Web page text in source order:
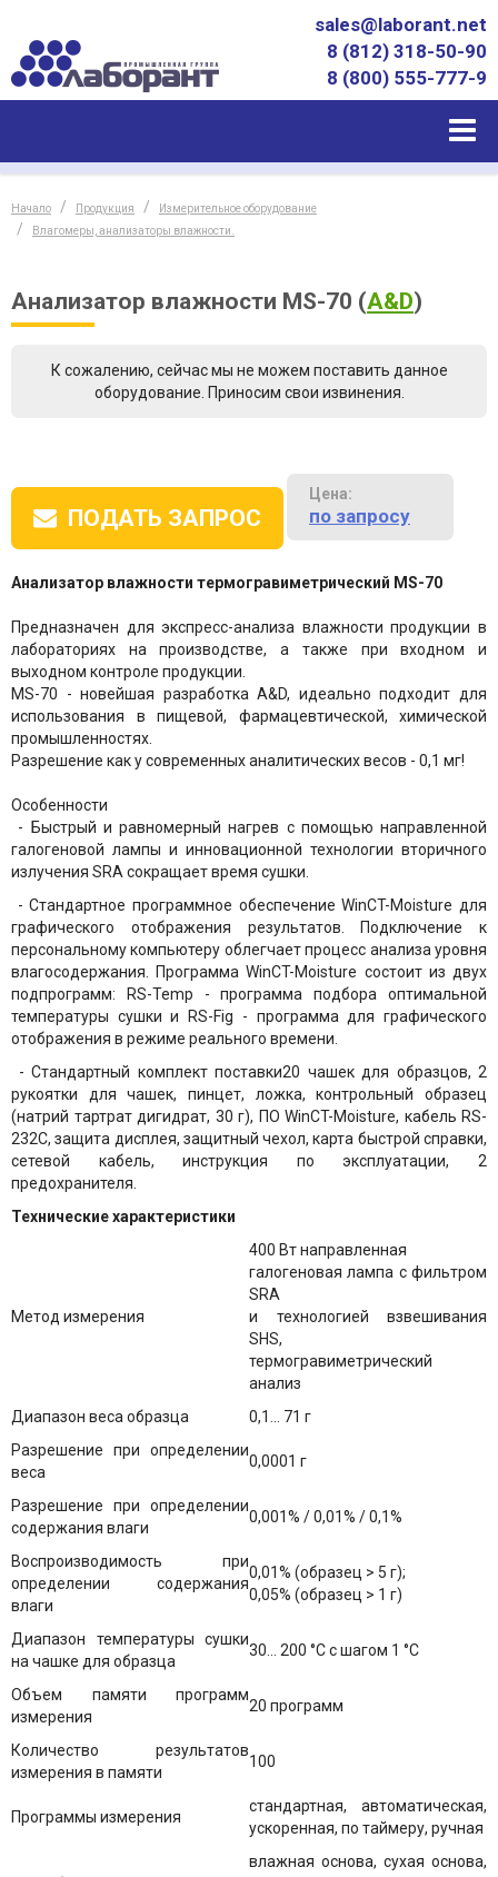
sales@laborant.net
8 (812) 318-50-90
8 (800) 555-777-9
Начало Продукция
Измерительное оборудование
Влагомеры, анализаторы влажности.
Анализатор влажности MS-70 (A&D)
К сожалению, сейчас мы не можем поставить данное
оборудование. Приносим свои извинения.
ПОДАТЬ ЗАПРОС
Цена:
по запросу
Анализатор влажности термогравиметрический MS-70
Предназначен для экспресс-анализа влажности продукции в
лабораториях на производстве, а также при входном и
выходном контроле продукции.
MS-70 - новейшая разработка A&D, идеально подходит для
использования в пищевой, фармацевтической, химической
промышленностях.
Разрешение как у современных аналитических весов - 0,1 мг!
Особенности
- Быстрый и равномерный нагрев с помощью направленной
галогеновой лампы и инновационной технологии вторичного
излучения SRA сокращает время сушки.
- Стандартное программное обеспечение WinCT-Moisture для
графического отображения результатов. Подключение к
персональному компьютеру облегчает процесс анализа уровня
влагосодержания. Программа WinCT-Moisture состоит из двух
подпрограмм: RS-Temp - программа подбора оптимальной
температуры сушки и RS-Fig - программа для графического
отображения в режиме реального времени.
- Стандартный комплект поставки20 чашек для образцов, 2
рукоятки для чашек, пинцет, ложка, контрольный образец
(натрий тартрат дигидрат, 30 г), ПО WinCT-Moisture, кабель RS-
232C, защита дисплея, защитный чехол, карта быстрой справки,
сетевой кабель, инструкция по эксплуатации, 2
предохранителя.
Технические характеристики
Метод измерения
400 Вт направленная
галогеновая лампа с фильтром
SRA
и технологией взвешивания
SHS,
термогравиметрический
анализ
Диапазон веса образца
0,1... 71 г
Разрешение при определении
веса
0,0001 г
Разрешение при определении
содержания влаги
0,001% / 0,01% / 0,1%
Воспроизводимость при
определении содержания
влаги
0,01% (образец > 5 г);
0,05% (образец > 1 г)
Диапазон температуры сушки
на чашке для образца
30... 200 °C с шагом 1 °C
Объем памяти программ
измерения
20 программ
Количество результатов
измерения в памяти
100
Программы измерения
стандартная, автоматическая,
ускоренная, по таймеру, ручная
влажная основа, сухая основа,